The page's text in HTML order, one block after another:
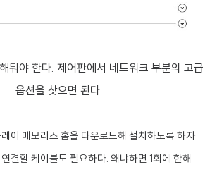
둬야 한다. 제어판에서 네트워크 부분의 고급
옵션을 찾으면 된다.
이 메모리즈 홈을 다운로드해 설치하도록 하자.
결할 케이블도 필요하다. 왜냐하면 1회에 한해